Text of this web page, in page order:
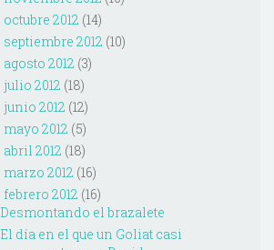
octubre 2012 (14)
septiembre 2012 (10)
agosto 2012 (3)
julio 2012 (18)
junio 2012 (12)
mayo 2012 (5)
abril 2012 (18)
marzo 2012 (16)
febrero 2012 (16)
Desmontando el brazalete
El día en el que un Goliat casi